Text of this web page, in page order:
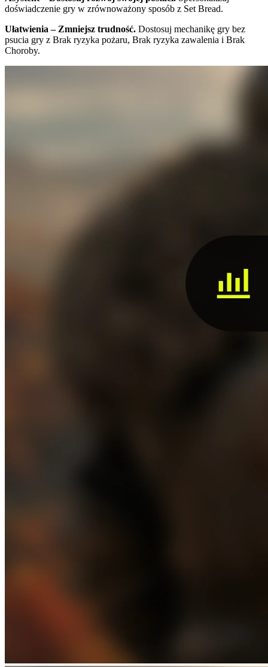
doświadczenie gry w zrównoważony sposób z Set Bread.
Ułatwienia – Zmniejsz trudność. Dostosuj mechanikę gry bez
psucia gry z Brak ryzyka pożaru, Brak ryzyka zawalenia i Brak
Choroby.